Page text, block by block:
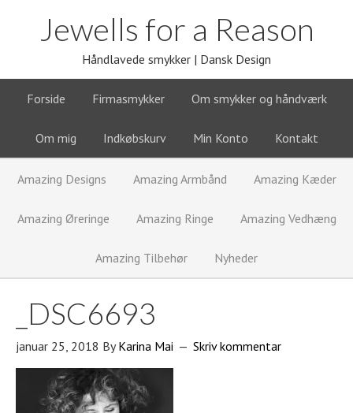
Jewells for a Reason
Håndlavede smykker | Dansk Design
Forside Firmasmykker Om smykker og håndværk
Om mig Indkøbskurv Min Konto Kontakt
Amazing Designs Amazing Armbånd Amazing Kæder
Amazing Øreringe Amazing Ringe Amazing Vedhæng
Amazing Tilbehør Nyheder
_DSC6693
januar 25, 2018 ByKarina Mai Skriv kommentar